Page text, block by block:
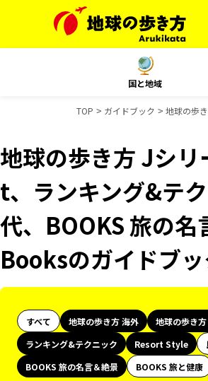
国と地域
TOP ガイドブック 地球の歩
地球の歩き方 Jシ
t、ランキング&テ
代、BOOKS 旅の
Booksのガイドブ
すべて 地球の歩き方 海外 地球の歩き方
ランキング&テクニック
Resort Style
BOOKS 旅の名言＆絶景
BOOKS 旅と健康